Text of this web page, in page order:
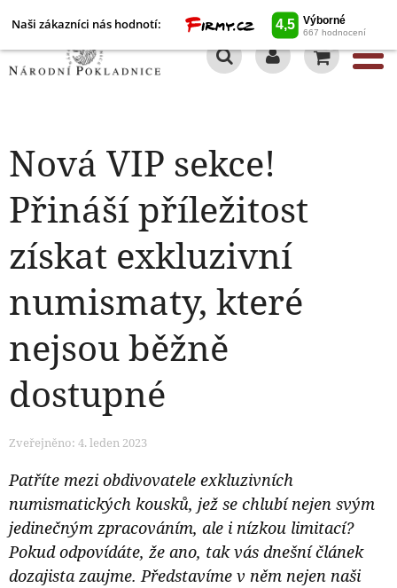
Naši zákazníci nás hodnotí:
Nová VIP sekce!
Přináší příležitost
získat exkluzivní
numismaty, které
nejsou běžně
dostupné
Zveřejněno: 4. leden 2023
Patříte mezi obdivovatele exkluzivních
numismatických kousků, jež se chlubí nejen svým
jedinečným zpracováním, ale i nízkou limitací?
Pokud odpovídáte, že ano, tak vás dnešní článek
dozajista zaujme. Představíme v něm nejen naši